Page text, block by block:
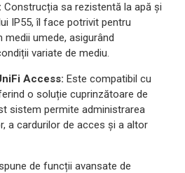
Construcția sa rezistentă la apă și
IP55, îl face potrivit pentru
umede, asigurând
variate de mediu.
Access: Este compatibil cu
o soluție cuprinzătoare de
sistem permite administrarea
a cardurilor de acces și a altor
de funcții avansate de